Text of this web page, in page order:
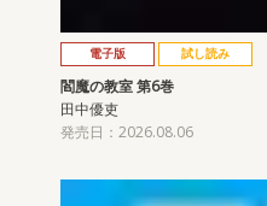
電子版 試し読み
閻魔の教室 第6巻
田中優吏
発売日：2026.08.06